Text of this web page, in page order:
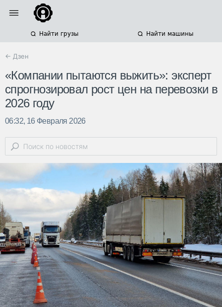
Найти грузы Найти машины
← Дзен
«Компании пытаются выжить»: эксперт
спрогнозировал рост цен на перевозки в
2026 году
06:32, 16 Февраля 2026